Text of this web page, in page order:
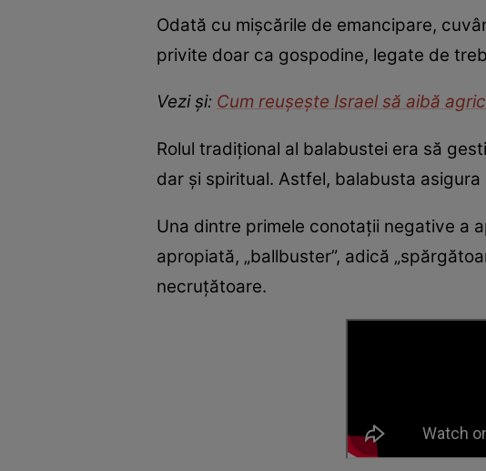
Odată cu mișcările de emancipare,
privite doar ca gospodine, legate de
Vezi și: Cum reușește Israel să aibă
Rolul tradițional al balabustei era să
dar și spiritual. Astfel, balabusta
Una dintre primele conotații negative a
apropiată, „ballbuster”, adică
necruțătoare.